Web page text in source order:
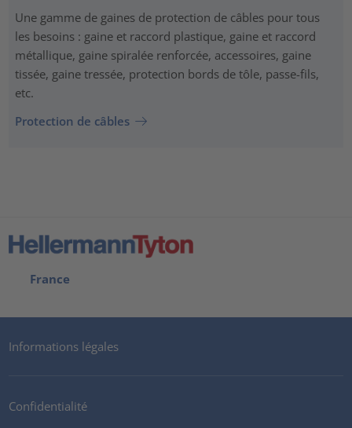
Une gamme de gaines de protection de câbles pour tous
les besoins : gaine et raccord plastique, gaine et raccord
métallique, gaine spiralée renforcée, accessoires, gaine
tissée, gaine tressée, protection bords de tôle, passe-fils,
etc.
Protection de câbles
France
Informations légales
Confidentialité